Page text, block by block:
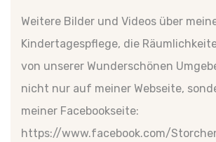
Weitere Bilder und Videos über
Kindertagespflege, die
von unserer Wunderschönen
nicht nur auf meiner Webseite,
meiner Facebookseite:
https://www.facebook.com/